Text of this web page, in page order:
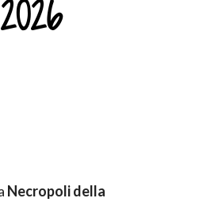
Necropoli della